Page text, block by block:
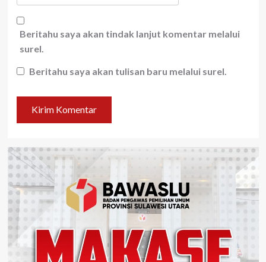
Beritahu saya akan tindak lanjut komentar melalui
surel.
Beritahu saya akan tulisan baru melalui surel.